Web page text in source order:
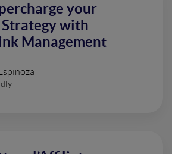
your
with
Management